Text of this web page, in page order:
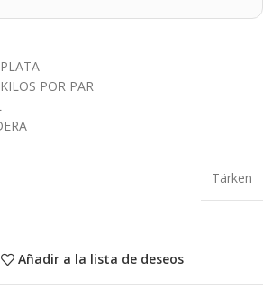
POR PAR
Tärken
Añadir a la lista de deseos